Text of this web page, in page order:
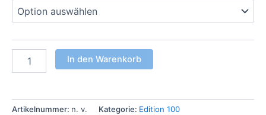
In den Warenkorb
Artikelnummer: n. v. Kategorie: Edition 100